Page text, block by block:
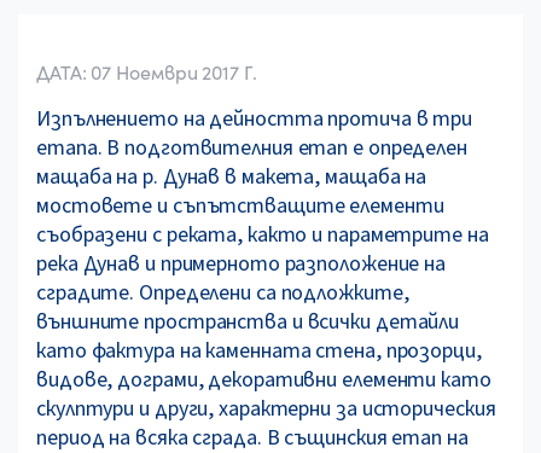
ДАТА: 07 Ноември 2017 Г.
Изпълнението на дейността протича в три
етапа. В подготвителния етап е определен
мащаба на р. Дунав в макета, мащаба на
мостовете и съпътстващите елементи
съобразени с реката, както и параметрите на
река Дунав и примерното разположение на
сградите. Определени са подложките,
външните пространства и всички детайли
като фактура на каменната стена, прозорци,
видове, дограми, декоративни елементи като
скулптури и други, характерни за историческия
период на всяка сграда. В същинския етап на